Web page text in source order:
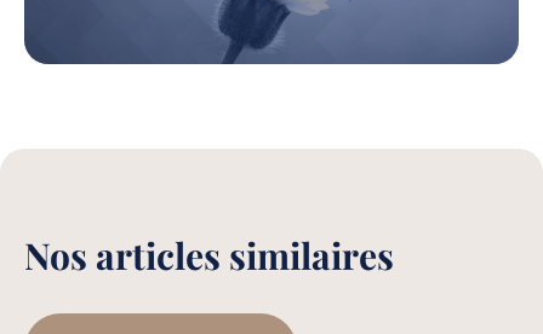
Nos articles similaires